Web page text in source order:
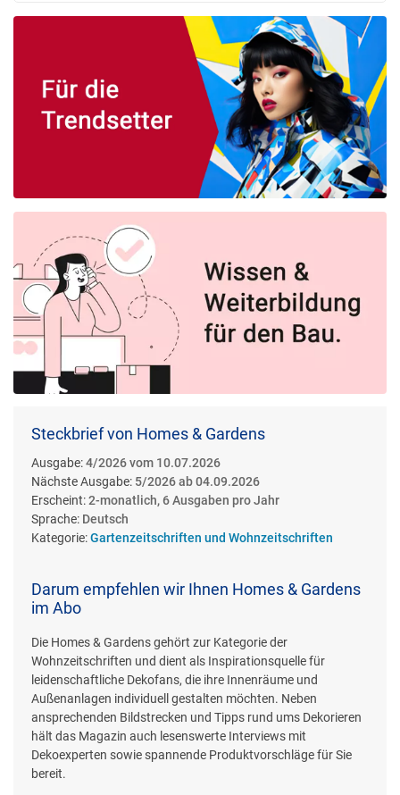
Steckbrief von Homes & Gardens
Ausgabe:4/2026 vom 10.07.2026
Nächste Ausgabe: 5/2026 ab 04.09.2026
Erscheint:2-monatlich, 6 Ausgaben pro Jahr
Sprache: Deutsch
Kategorie:Gartenzeitschriften und Wohnzeitschriften
Darum empfehlen wir Ihnen Homes & Gardens
im Abo
Die Homes & Gardens gehört zur Kategorie der
Wohnzeitschriften und dient als Inspirationsquelle für
leidenschaftliche Dekofans, die ihre Innenräume und
Außenanlagen individuell gestalten möchten. Neben
ansprechenden Bildstrecken und Tipps rund ums Dekorieren
hält das Magazin auch lesenswerte Interviews mit
Dekoexperten sowie spannende Produktvorschläge für Sie
bereit.